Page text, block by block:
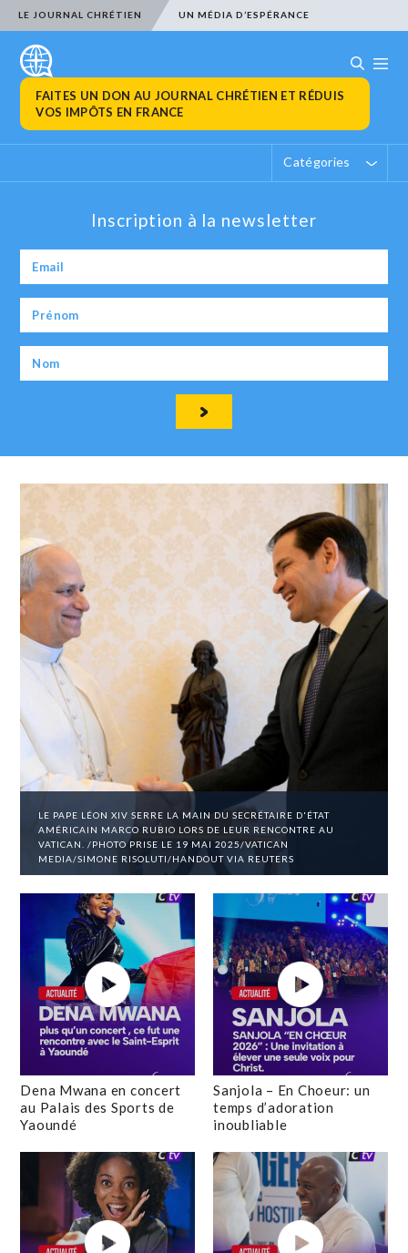
LE JOURNAL CHRÉTIEN UN MÉDIA D’ESPÉRANCE
FAITES UN DON AU JOURNAL CHRÉTIEN ET RÉDUIS
VOS IMPÔTS EN FRANCE
Catégories
Inscription à la newsletter
LE PAPE LÉON XIV SERRE LA MAIN DU SECRÉTAIRE D'ÉTAT
AMÉRICAIN MARCO RUBIO LORS DE LEUR RENCONTRE AU
VATICAN. /PHOTO PRISE LE 19 MAI 2025/VATICAN
MEDIA/SIMONE RISOLUTI/HANDOUT VIA REUTERS
Dena Mwana en concert
au Palais des Sports de
Yaoundé
Sanjola – En Choeur: un
temps d’adoration
inoubliable